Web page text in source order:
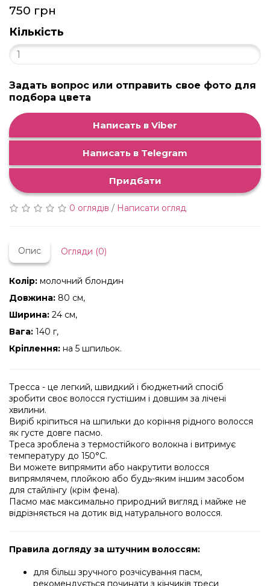
750 грн
Кількість
Задать вопрос или отправить свое фото для
подбора цвета
Написать в Viber
Написать в Telegram
Придбати
0 оглядів / Написати огляд
Опис Огляди (0)
Колір: молочний блондин
Довжина: 80 см,
Ширина: 24 см,
Вага: 140 г,
Кріплення: на 5 шпильок.
Тресса - це легкий, швидкий і бюджетний спосіб
зробити своє волосся густішим і довшим за лічені
хвилини.
Виріб кріпиться на шпильки до коріння рідного волосся
як густе довге пасмо.
Треса зроблена з термостійкого волокна і витримує
температуру до 150°C.
Ви можете випрямити або накрутити волосся
випрямлячем, плойкою або будь-яким іншим засобом
для стайлінгу (крім фена).
Пасмо має максимально природний вигляд і майже не
відрізняється на дотик від натурального волосся.
Правила догляду за штучним волоссям:
для більш зручного розчісування пасм,
рекомендується починати з кінчиків треси